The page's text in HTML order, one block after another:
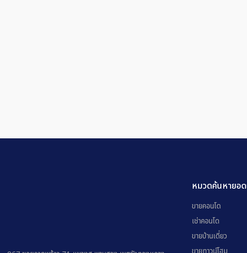
หมวดค้นหายอ
ขายคอนโด
เช่าคอนโด
ขายบ้านเดี่ยว